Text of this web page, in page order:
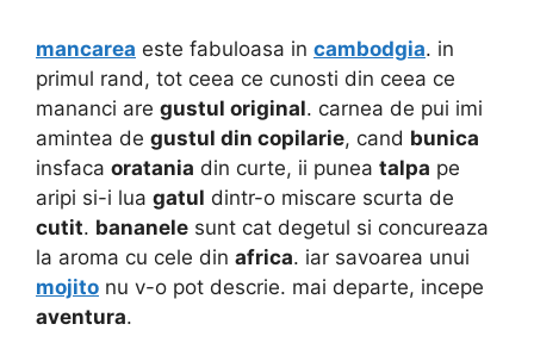
mancarea este fabuloasa in cambodgia. in
primul rand, tot ceea ce cunosti din ceea ce
mananci are gustul original. carnea de pui imi
amintea de gustul din copilarie, cand bunica
insfaca oratania din curte, ii punea talpa pe
aripi si-i lua gatul dintr-o miscare scurta de
cutit. bananele sunt cat degetul si concureaza
la aroma cu cele din africa. iar savoarea unui
mojito nu v-o pot descrie. mai departe, incepe
aventura.